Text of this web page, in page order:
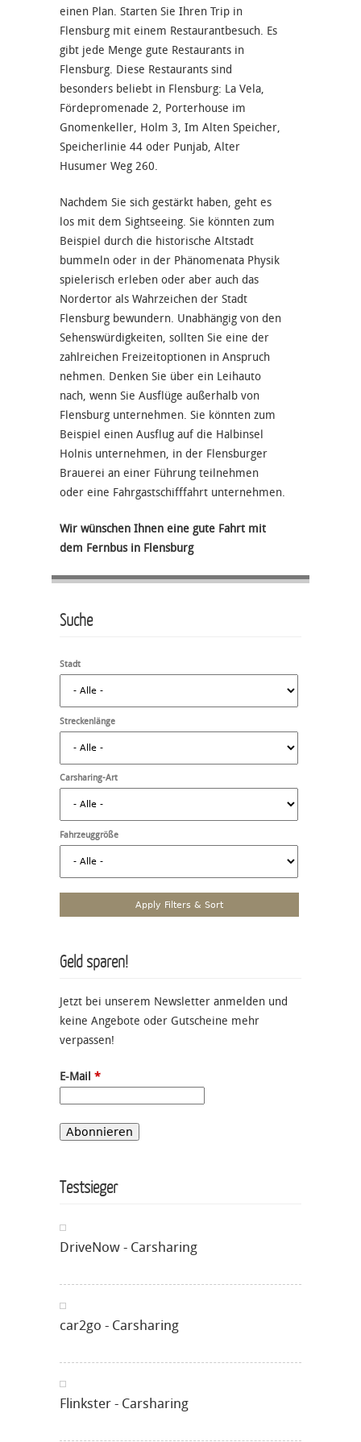
einen Plan. Starten Sie Ihren Trip in
Flensburg mit einem Restaurantbesuch. Es
gibt jede Menge gute Restaurants in
Flensburg. Diese Restaurants sind
besonders beliebt in Flensburg: La Vela,
Fördepromenade 2, Porterhouse im
Gnomenkeller, Holm 3, Im Alten Speicher,
Speicherlinie 44 oder Punjab, Alter
Husumer Weg 260.
Nachdem Sie sich gestärkt haben, geht es
los mit dem Sightseeing. Sie könnten zum
Beispiel durch die historische Altstadt
bummeln oder in der Phänomenata Physik
spielerisch erleben oder aber auch das
Nordertor als Wahrzeichen der Stadt
Flensburg bewundern. Unabhängig von den
Sehenswürdigkeiten, sollten Sie eine der
zahlreichen Freizeitoptionen in Anspruch
nehmen. Denken Sie über ein Leihauto
nach, wenn Sie Ausflüge außerhalb von
Flensburg unternehmen. Sie könnten zum
Beispiel einen Ausflug auf die Halbinsel
Holnis unternehmen, in der Flensburger
Brauerei an einer Führung teilnehmen
oder eine Fahrgastschifffahrt unternehmen.
Wir wünschen Ihnen eine gute Fahrt mit
dem Fernbus in Flensburg
Suche
Stadt
Streckenlänge
Carsharing-Art
Fahrzeuggröße
Geld sparen!
Jetzt bei unserem Newsletter anmelden und
keine Angebote oder Gutscheine mehr
verpassen!
E-Mail *
Testsieger
DriveNow - Carsharing
car2go - Carsharing
Flinkster - Carsharing